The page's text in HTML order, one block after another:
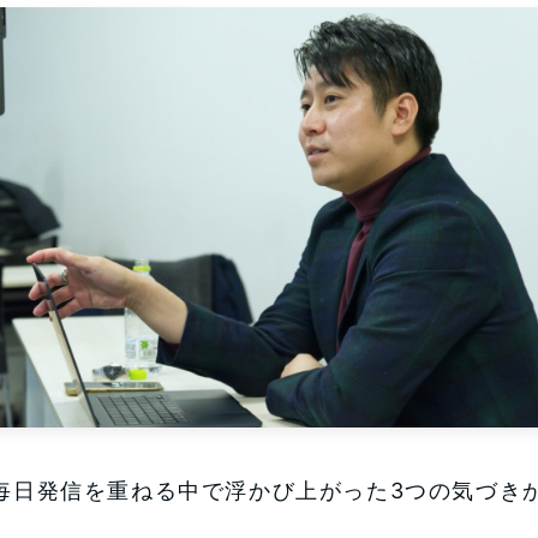
日発信を重ねる中で浮かび上がった3つの気づき